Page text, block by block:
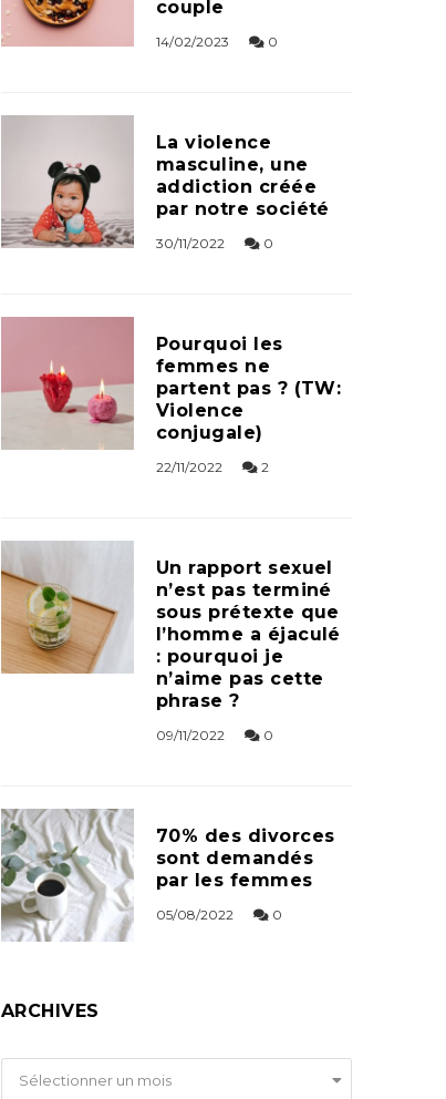
couple
14/02/2023 0
La violence
masculine, une
addiction créée
par notre société
30/11/2022 0
Pourquoi les
femmes ne
partent pas ? (TW:
Violence
conjugale)
22/11/2022 2
Un rapport sexuel
n’est pas terminé
sous prétexte que
l’homme a éjaculé
: pourquoi je
n’aime pas cette
phrase ?
09/11/2022 0
70% des divorces
sont demandés
par les femmes
05/08/2022 0
ARCHIVES
Archives
Sélectionner un mois